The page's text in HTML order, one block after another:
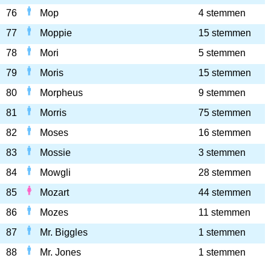
76
Mop
4 stemmen
77
Moppie
15 stemmen
78
Mori
5 stemmen
79
Moris
15 stemmen
80
Morpheus
9 stemmen
81
Morris
75 stemmen
82
Moses
16 stemmen
83
Mossie
3 stemmen
84
Mowgli
28 stemmen
85
Mozart
44 stemmen
86
Mozes
11 stemmen
87
Mr. Biggles
1 stemmen
88
Mr. Jones
1 stemmen